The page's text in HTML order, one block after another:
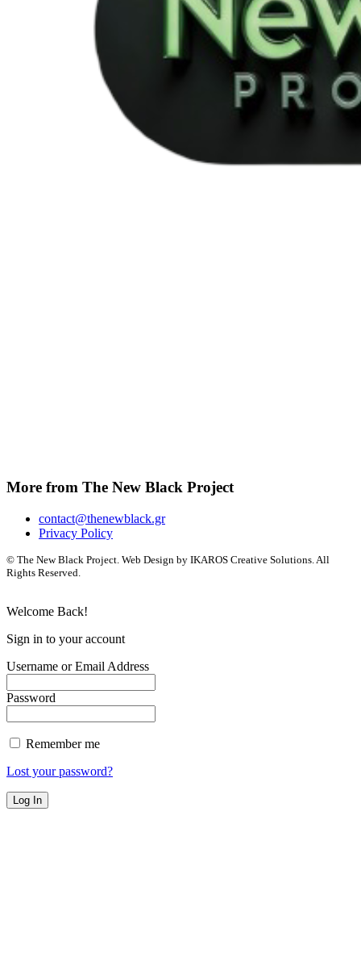
More from The New Black Project
contact@thenewblack.gr
Privacy Policy
© The New Black Project. Web Design by IKAROS Creative Solutions. All
Rights Reserved.
Welcome Back!
Sign in to your account
Username or Email Address
Password
Remember me
Lost your password?